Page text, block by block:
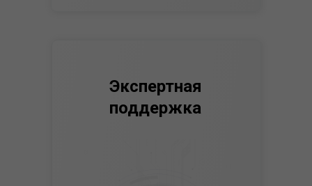
Экспертная
поддержка